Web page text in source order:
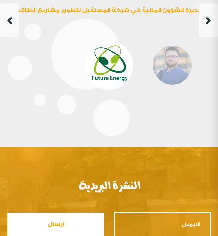
مديرة الشؤون المالية في شركة المستقبل لتطوير مشاريع الطاقة
النشرة البريدية